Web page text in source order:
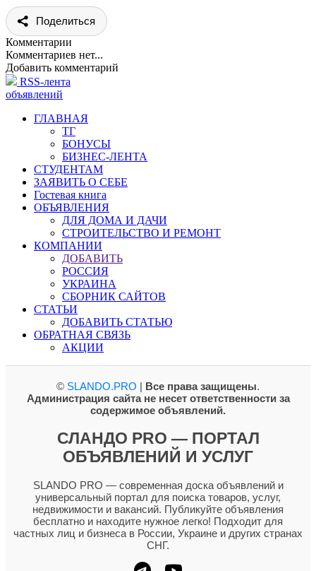
Поделиться
Комментарии
Комментариев нет...
Добавить комментарий
RSS-лента
объявлений
ГЛАВНАЯ
ТГ
БОНУСЫ
БИЗНЕС-ЛЕНТА
СТУДЕНТАМ
ЗАЯВИТЬ О СЕБЕ
Гостевая книга
ОБЪЯВЛЕНИЯ
ДЛЯ ДОМА И ДАЧИ
СТРОИТЕЛЬСТВО И РЕМОНТ
КОМПАНИИ
ДОБАВИТЬ
РОССИЯ
УКРАИНА
СБОРНИК САЙТОВ
СТАТЬИ
ДОБАВИТЬ СТАТЬЮ
ОБРАТНАЯ СВЯЗЬ
АКЦИИ
© SLANDO.PRO | Все права защищены.
Администрация сайта не несет ответственности за
содержимое объявлений.
СЛАНДО PRO — ПОРТАЛ
ОБЪЯВЛЕНИЙ И УСЛУГ
SLANDO PRO — современная доска объявлений и
универсальный портал для поиска товаров, услуг,
недвижимости и вакансий. Публикуйте объявления
бесплатно и находите нужное легко! Подходит для
частных лиц и бизнеса в России, Украине и других странах
СНГ.